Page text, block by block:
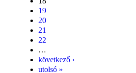
19
20
21
22
…
következő ›
utolsó »